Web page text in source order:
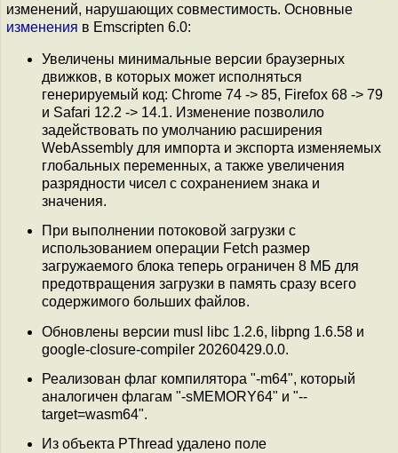
изменений, нарушающих совместимость. Основные
изменения в Emscripten 6.0:
Увеличены минимальные версии браузерных
движков, в которых может исполняться
генерируемый код: Chrome 74 -> 85, Firefox 68 -> 79
и Safari 12.2 -> 14.1. Изменение позволило
задействовать по умолчанию расширения
WebAssembly для импорта и экспорта изменяемых
глобальных переменных, а также увеличения
разрядности чисел с сохранением знака и
значения.
При выполнении потоковой загрузки с
использованием операции Fetch размер
загружаемого блока теперь ограничен 8 МБ для
предотвращения загрузки в память сразу всего
содержимого больших файлов.
Обновлены версии musl libc 1.2.6, libpng 1.6.58 и
google-closure-compiler 20260429.0.0.
Реализован флаг компилятора "-m64", который
аналогичен флагам "-sMEMORY64" и "--
target=wasm64".
Из объекта PThread удалено поле